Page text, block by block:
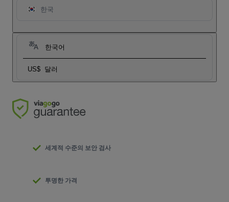
한국
한국어
US$ 달러
세계적 수준의 보안 검사
투명한 가격